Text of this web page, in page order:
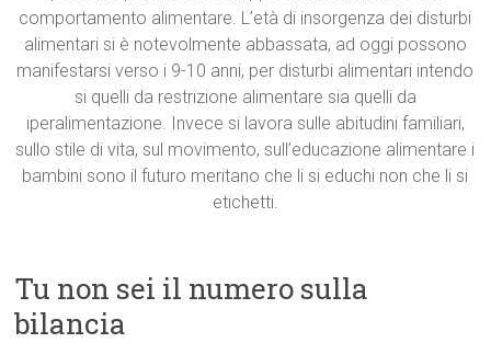
comportamento alimentare. L’età di insorgenza dei disturbi
alimentari si è notevolmente abbassata, ad oggi possono
manifestarsi verso i 9-10 anni, per disturbi alimentari intendo
si quelli da restrizione alimentare sia quelli da
iperalimentazione. Invece si lavora sulle abitudini familiari,
sullo stile di vita, sul movimento, sull’educazione alimentare i
bambini sono il futuro meritano che li si educhi non che li si
etichetti.
Tu non sei il numero sulla
bilancia